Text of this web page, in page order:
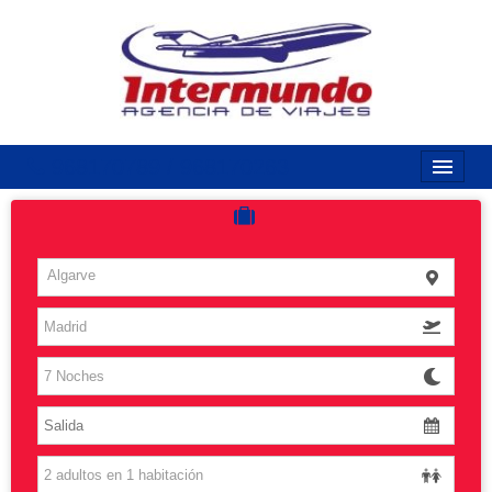
Costas
Vuelos
Islas
Caribe
Grandes Viajes
Algarve